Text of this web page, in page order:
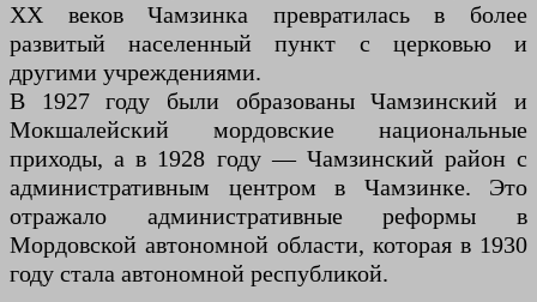
XX веков Чамзинка превратилась в более
развитый населенный пункт с церковью и
другими учреждениями.
В 1927 году были образованы Чамзинский и
Мокшалейский мордовские национальные
приходы, а в 1928 году — Чамзинский район с
административным центром в Чамзинке. Это
отражало административные реформы в
Мордовской автономной области, которая в 1930
году стала автономной республикой.